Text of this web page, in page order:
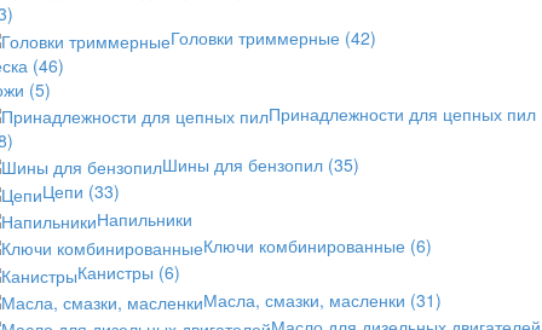
Головки триммерные (42)
(46)
(5)
Принадлежности для цепных пил
Шины для бензопил (35)
Цепи (33)
Напильники
Ключи комбинированные (6)
Канистры (6)
Масла, смазки, масленки (31)